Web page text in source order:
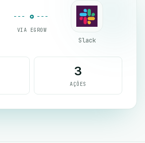
VIA EGROW
Slack
3
AÇÕES